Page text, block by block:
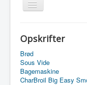
Skift
navigation
Tefal Actifry
Opskrifter
Brød
Sous Vide
Bagemaskine
CharBroil Big Easy